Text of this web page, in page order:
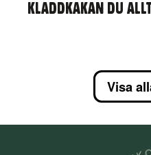
KLADDKAKAN DU
Visa